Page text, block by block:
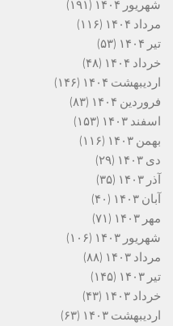
شهریور ۱۴۰۴
(۱۹۱)
مرداد ۱۴۰۴
(۱۱۶)
تیر ۱۴۰۴
(۵۳)
خرداد ۱۴۰۴
(۴۸)
اردیبهشت ۱۴۰۴
(۱۴۶)
فروردین ۱۴۰۴
(۸۳)
اسفند ۱۴۰۳
(۱۵۳)
بهمن ۱۴۰۳
(۱۱۶)
دی ۱۴۰۳
(۲۹)
آذر ۱۴۰۳
(۳۵)
آبان ۱۴۰۳
(۴۰)
مهر ۱۴۰۳
(۷۱)
شهریور ۱۴۰۳
(۱۰۶)
مرداد ۱۴۰۳
(۸۸)
تیر ۱۴۰۳
(۱۴۵)
خرداد ۱۴۰۳
(۴۳)
اردیبهشت ۱۴۰۳
(۶۳)